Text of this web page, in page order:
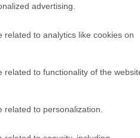
advertising.
to analytics like cookies on
to functionality of the
to personalization.
4 χρόνια